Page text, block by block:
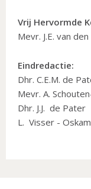
Vrij Hervormde
Mevr. J.E. van
Eindredactie:
Dhr. C.E.M. de
Mevr. A.
Dhr. J.J. de Pater
L. Visser - Oskam